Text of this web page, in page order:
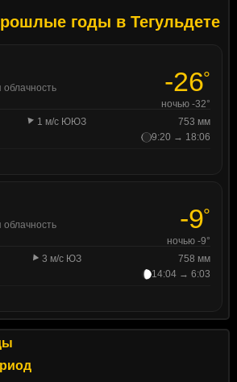
годы в Тегульдете
-26°
ночью -32°
1 м/с ЮЮЗ
753 мм
9:20 → 18:06
-9°
ночью -9°
3 м/с ЮЗ
758 мм
14:04 → 6:03